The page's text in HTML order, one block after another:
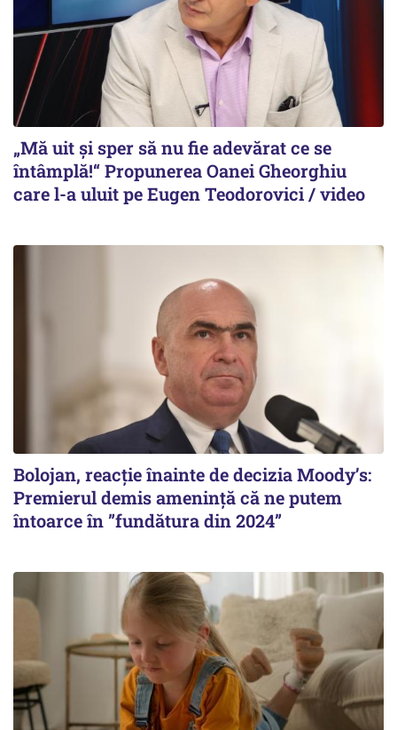
„Mă uit și sper să nu fie adevărat ce se
întâmplă!“ Propunerea Oanei Gheorghiu
care l-a uluit pe Eugen Teodorovici / video
Bolojan, reacție înainte de decizia Moody’s:
Premierul demis amenință că ne putem
întoarce în ”fundătura din 2024”